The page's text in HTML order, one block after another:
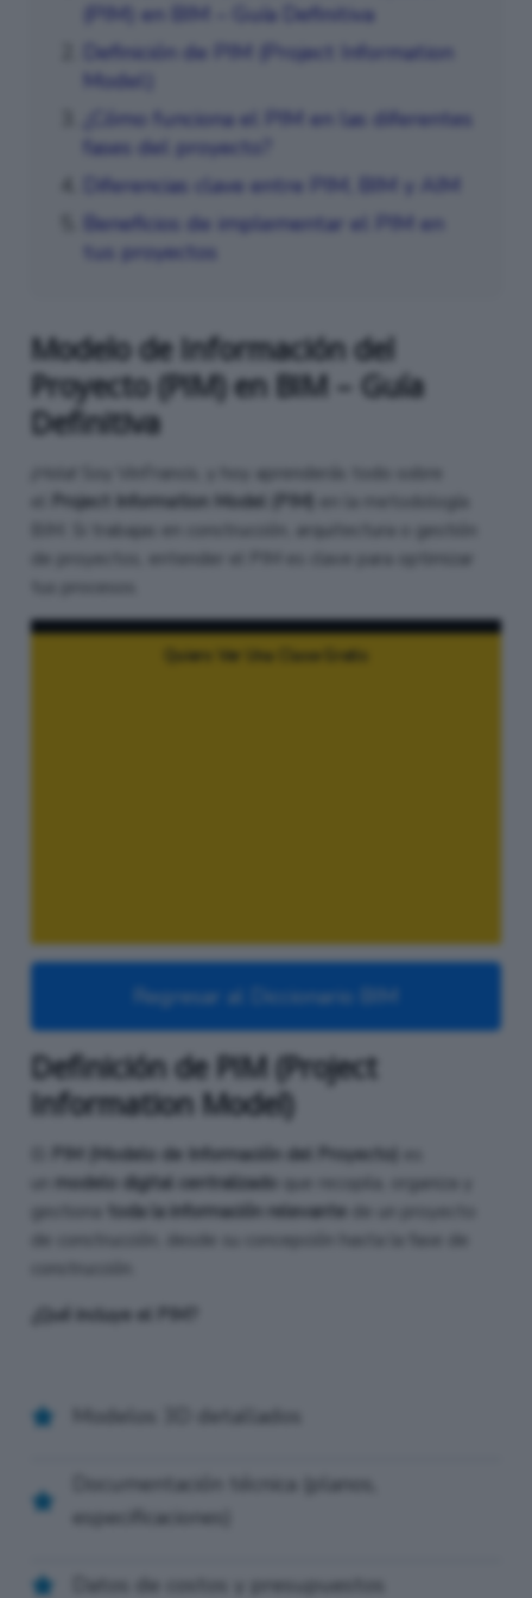
(PIM) en BIM – Guía Definitiva
Definición de PIM (Project Information
Model)
¿Cómo funciona el PIM en las diferentes
fases del proyecto?
Diferencias clave entre PIM, BIM y AIM
Beneficios de implementar el PIM en
tus proyectos
Modelo de Información del
Proyecto (PIM) en BIM – Guía
Definitiva
¡Hola! Soy VinFrancis, y hoy aprenderás todo sobre
Project Information Model (PIM)
BIM. Si trabajas en construcción, arquitectura o gestión
Quiero Ver Una Clase Gratis
Regresar al Diccionario BIM
Definición de PIM (Project
Information Model)
PIM (Modelo de Información del Proyecto)
modelo digital centralizado
toda la información relevante
¿Qué incluye el PIM?
Modelos 3D detallados
Documentación técnica (planos,
especificaciones)
Datos de costos y presupuestos